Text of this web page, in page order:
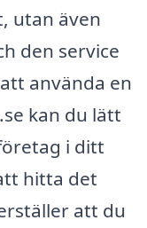
utan även
den service
använda en
kan du lätt
i ditt
hitta det
att du